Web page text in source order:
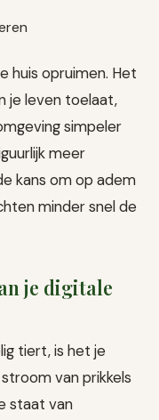
huis opruimen. Het
je leven toelaat,
simpeler
meer
kans om op adem
minder snel de
je digitale
tiert, is het je
van prikkels
staat van